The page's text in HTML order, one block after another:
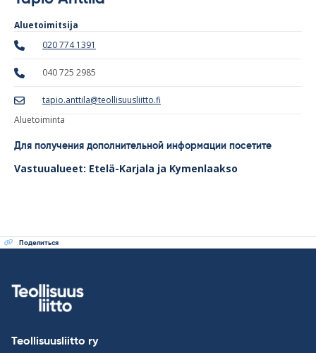
Aluetoimitsija
020 774 1391
040 725 2985
tapio.anttila@teollisuusliitto.fi
Aluetoiminta
Для получения дополнительной информации посетите
Vastuualueet: Etelä-Karjala ja Kymenlaakso
Поделиться
Teollisuusliitto ry